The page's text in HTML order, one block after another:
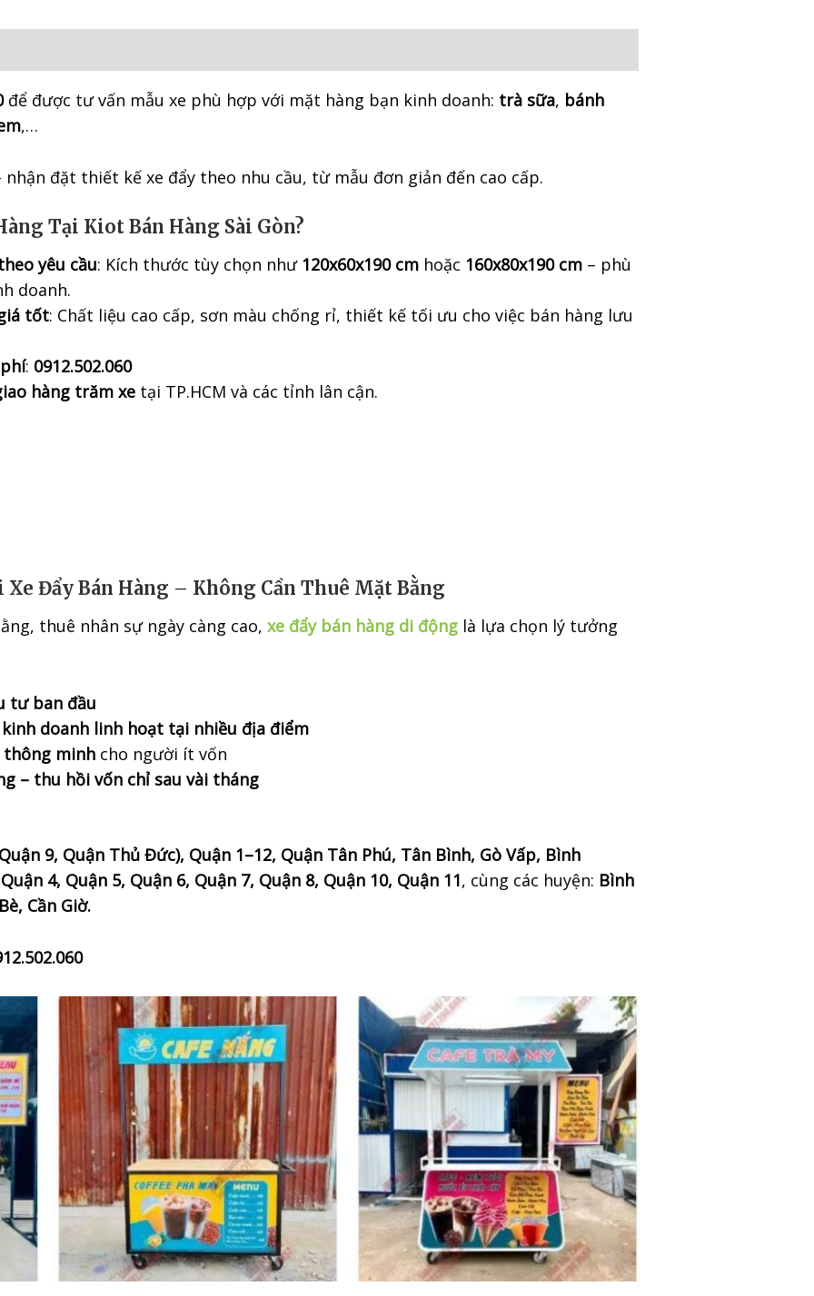
để được tư vấn mẫu xe phù hợp với mặt hàng bạn kinh doanh: trà sữa, bánh
,…
đặt thiết kế xe đẩy theo nhu cầu, từ mẫu đơn giản đến cao cấp.
Tại Kiot Bán Hàng Sài Gòn?
yêu cầu: Kích thước tùy chọn như 120x60x190 cmhoặc 160x80x190 cm– phù
doanh.
tốt: Chất liệu cao cấp, sơn màu chống rỉ, thiết kế tối ưu cho việc bán hàng lưu
: 0912.502.060
hàng trăm xetại TP.HCM và các tỉnh lân cận.
Đẩy Bán Hàng – Không Cần Thuê Mặt Bằng
thuê nhân sự ngày càng cao,xe đẩy bán hàng di động là lựa chọn lý tưởng
tư ban đầu
kinh doanh linh hoạt tại nhiều địa điểm
minhcho người ít vốn
– thu hồi vốn chỉ sau vài tháng
9, Quận Thủ Đức), Quận 1–12, Quận Tân Phú, Tân Bình, Gò Vấp, Bình
4, Quận 5, Quận 6, Quận 7, Quận 8, Quận 10, Quận 11, cùng các huyện: Bình
Cần Giờ.